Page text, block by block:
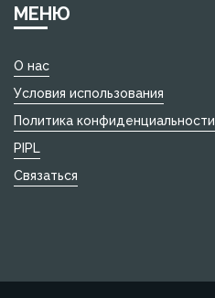
МЕНЮ
О нас
Условия использования
Политика конфиденциальности
PIPL
Связаться